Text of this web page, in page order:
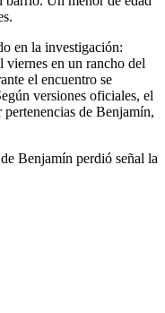
en la investigación:
viernes en un rancho del
el encuentro se
versiones oficiales, el
pertenencias de Benjamín,
Benjamín perdió señal la